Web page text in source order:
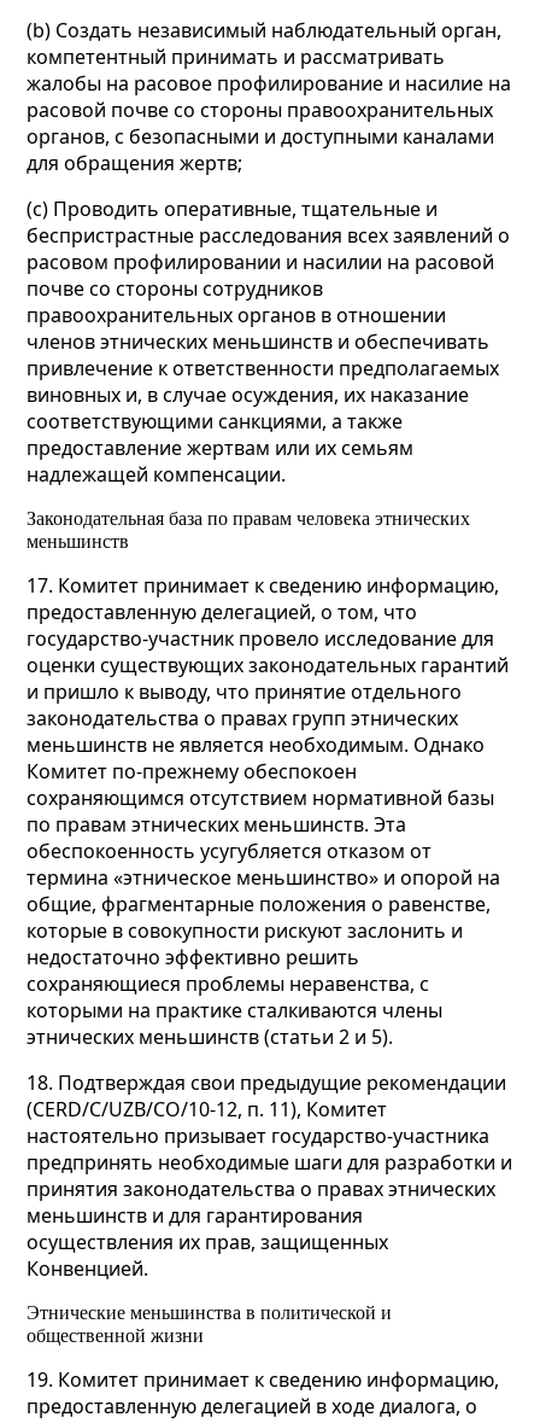
(b) Создать независимый наблюдательный орган,
компетентный принимать и рассматривать
жалобы на расовое профилирование и насилие на
расовой почве со стороны правоохранительных
органов, с безопасными и доступными каналами
для обращения жертв;
(c) Проводить оперативные, тщательные и
беспристрастные расследования всех заявлений о
расовом профилировании и насилии на расовой
почве со стороны сотрудников
правоохранительных органов в отношении
членов этнических меньшинств и обеспечивать
привлечение к ответственности предполагаемых
виновных и, в случае осуждения, их наказание
соответствующими санкциями, а также
предоставление жертвам или их семьям
надлежащей компенсации.
Законодательная база по правам человека этнических
меньшинств
17. Комитет принимает к сведению информацию,
предоставленную делегацией, о том, что
государство-участник провело исследование для
оценки существующих законодательных гарантий
и пришло к выводу, что принятие отдельного
законодательства о правах групп этнических
меньшинств не является необходимым. Однако
Комитет по-прежнему обеспокоен
сохраняющимся отсутствием нормативной базы
по правам этнических меньшинств. Эта
обеспокоенность усугубляется отказом от
термина «этническое меньшинство» и опорой на
общие, фрагментарные положения о равенстве,
которые в совокупности рискуют заслонить и
недостаточно эффективно решить
сохраняющиеся проблемы неравенства, с
которыми на практике сталкиваются члены
этнических меньшинств (статьи 2 и 5).
18. Подтверждая свои предыдущие рекомендации
(CERD/C/UZB/CO/10-12, п. 11), Комитет
настоятельно призывает государство-участника
предпринять необходимые шаги для разработки и
принятия законодательства о правах этнических
меньшинств и для гарантирования
осуществления их прав, защищенных
Конвенцией.
Этнические меньшинства в политической и
общественной жизни
19. Комитет принимает к сведению информацию,
предоставленную делегацией в ходе диалога, о